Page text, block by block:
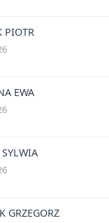
PIOTR
EWA
GRZEGORZ